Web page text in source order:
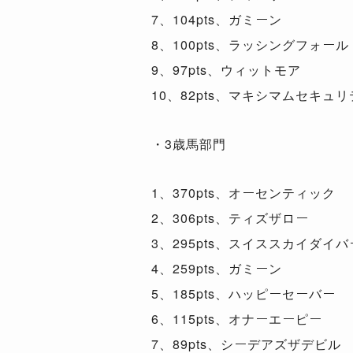
7、104pts、ガミーン
8、100pts、ラッシングフォール
9、97pts、ウィットモア
10、82pts、マキシマムセキュリ
・3歳馬部門
1、370pts、オーセンティック
2、306pts、ティズザロー
3、295pts、スイススカイダイバ
4、259pts、ガミーン
5、185pts、ハッピーセーバー
6、115pts、オナーエーピー
7、89pts、シーデアズザデビル